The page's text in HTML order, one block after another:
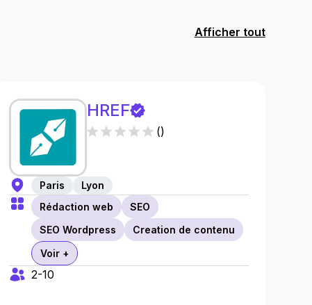
Afficher tout
HREF
()
Paris
Lyon
Rédaction web
SEO
SEO Wordpress
Creation de contenu
Voir +
2-10